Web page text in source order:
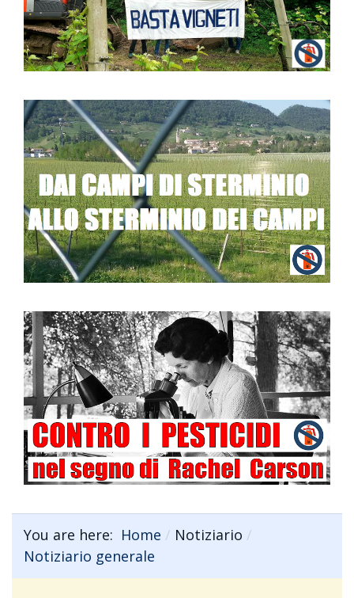
You are here: Home
Notiziario
Notiziario generale